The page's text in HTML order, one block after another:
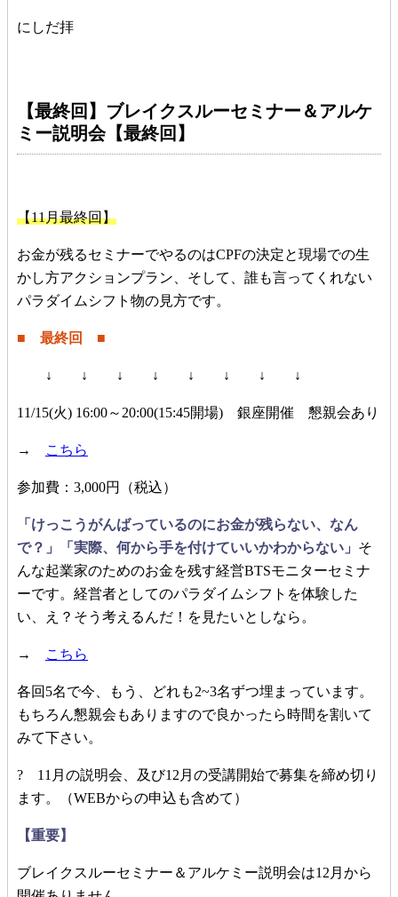
にしだ拝
【最終回】ブレイクスルーセミナー＆アルケ
ミー説明会【最終回】
【11月最終回】
お金が残るセミナーでやるのはCPFの決定と現場での生
かし方アクションプラン、そして、誰も言ってくれない
パラダイムシフト物の見方です。
■ 最終回 ■
↓ ↓ ↓ ↓ ↓ ↓ ↓ ↓
11/15(火) 16:00～20:00(15:45開場) 銀座開催 懇親会あり
→ こちら
参加費：3,000円（税込）
「けっこうがんばっているのにお金が残らない、なん
で？」「実際、何から手を付けていいかわからない」 そ
んな起業家のためのお金を残す経営BTSモニターセミナ
ーです。経営者としてのパラダイムシフトを体験した
い、え？そう考えるんだ！を見たいとしなら。
→ こちら
各回5名で今、もう、どれも2~3名ずつ埋まっています。
もちろん懇親会もありますので良かったら時間を割いて
みて下さい。
? 11月の説明会、及び12月の受講開始で募集を締め切り
ます。（WEBからの申込も含めて）
【重要】
ブレイクスルーセミナー＆アルケミー説明会は12月から